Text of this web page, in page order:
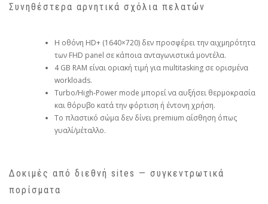
Συνηθέστερα αρνητικά σχόλια πελατών
Η οθόνη HD+ (1640×720) δεν προσφέρει την αιχμηρότητα
των FHD panel σε κάποια ανταγωνιστικά μοντέλα.
4 GB RAM είναι οριακή τιμή για multitasking σε ορισμένα
workloads.
Turbo/High‑Power mode μπορεί να αυξήσει θερμοκρασία
και θόρυβο κατά την φόρτιση ή έντονη χρήση.
Το πλαστικό σώμα δεν δίνει premium αίσθηση όπως
γυαλί/μέταλλο.
Δοκιμές από διεθνή sites — συγκεντρωτικά
πορίσματα